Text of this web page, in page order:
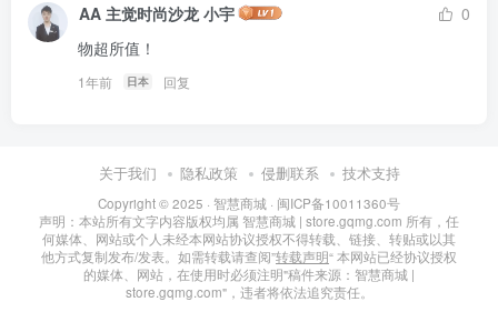
AA 主觉时尚沙龙 小宇
0
物超所值！
1年前 日本 回复
关于我们 隐私政策 侵删联系 技术支持
Copyright © 2025 · 智慧商城 · 闽ICP备10011360号
声明：本站所有文字内容版权均属 智慧商城 | store.gqmg.com 所有，任
何媒体、网站或个人未经本网站协议授权不得转载、链接、转贴或以其
他方式复制发布/发表。如需转载请查阅”转载声明“ 本网站已经协议授权
的媒体、网站，在使用时必须注明"稿件来源：智慧商城 |
store.gqmg.com"，违者将依法追究责任。